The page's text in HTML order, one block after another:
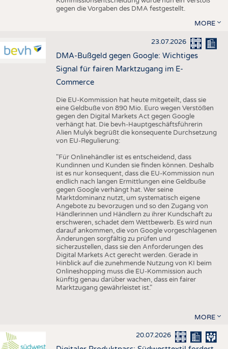
gegen die Vorgaben des DMA festgestellt.
MORE
23.07.2026
DMA-Bußgeld gegen Google: Wichtiges
Signal für fairen Marktzugang im E-
Commerce
Die EU-Kommission hat heute mitgeteilt, dass sie
eine Geldbuße von 890 Mio. Euro wegen Verstößen
gegen den Digital Markets Act gegen Google
verhängt hat. Die bevh-Hauptgeschäftsführerin
Alien Mulyk begrüßt die konsequente Durchsetzung
von EU-Regulierung:
"Für Onlinehändler ist es entscheidend, dass
Kundinnen und Kunden sie finden können. Deshalb
ist es nur konsequent, dass die EU-Kommission nun
endlich nach langen Ermittlungen eine Geldbuße
gegen Google verhängt hat. Wer seine
Marktdominanz nutzt, um systematisch eigene
Angebote zu bevorzugen und so den Zugang von
Händlerinnen und Händlern zu ihrer Kundschaft zu
erschweren, schadet dem Wettbewerb. Es wird nun
darauf ankommen, die von Google vorgeschlagenen
Änderungen sorgfältig zu prüfen und
sicherzustellen, dass sie den Anforderungen des
Digital Markets Act gerecht werden. Gerade in
Hinblick auf die zunehmende Nutzung von KI beim
Onlineshopping muss die EU-Kommission auch
künftig genau darüber wachen, dass ein fairer
Marktzugang gewährleistet ist."
MORE
20.07.2026